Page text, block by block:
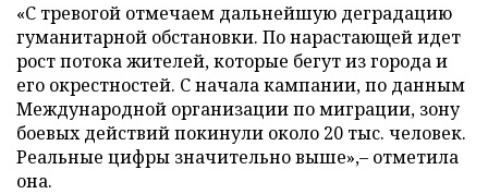
«С тревогой отмечаем дальнейшую деградацию
гуманитарной обстановки. По нарастающей идет
рост потока жителей, которые бегут из города и
его окрестностей. С начала кампании, по данным
Международной организации по миграции, зону
боевых действий покинули около 20 тыс. человек.
Реальные цифры значительно выше»,– отметила
она.